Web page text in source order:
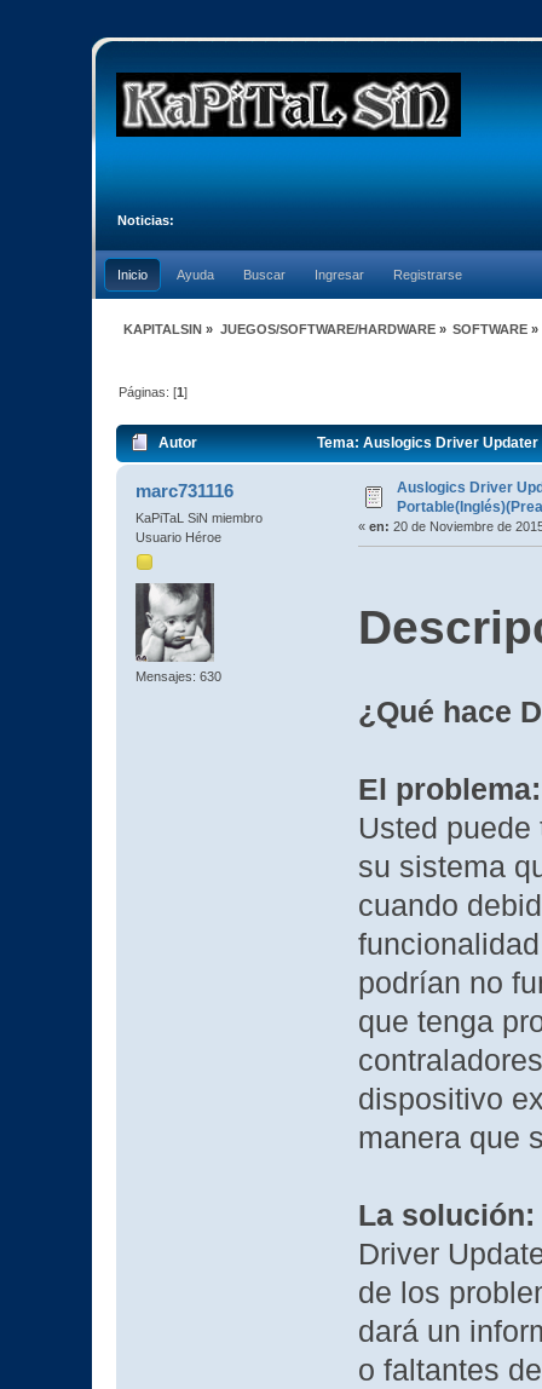
Noticias:
Inicio Ayuda Buscar Ingresar Registrarse
KAPITALSIN » JUEGOS/SOFTWARE/HARDWARE» SOFTWARE»
Páginas: [1]
Autor Tema: Auslogics Driver Updater
marc731116
KaPiTaL SiN miembro
Usuario Héroe
Mensajes: 630
Auslogics Driver
« en: 20 de Noviembre de
¿Qué hace
El problema:
Usted
su sistema
cuando
podrían no
que tenga
dispositivo
manera que
La solución:
Driver
de los
dará un
o faltantes